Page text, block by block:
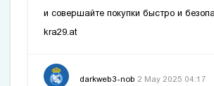
и совершайте покупки быстро и
kra29.at
darkweb3-nob 2 May 2025 04:17